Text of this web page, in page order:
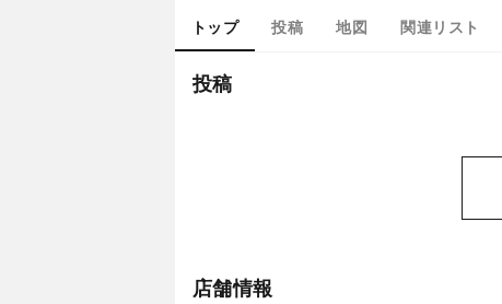
トップ 投稿 地図 関連リスト
投稿
店舗情報